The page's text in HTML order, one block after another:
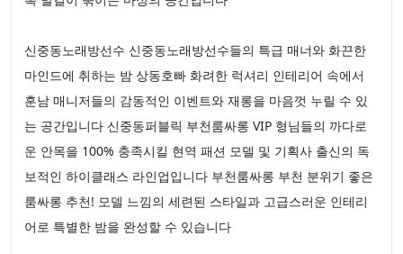
신중동노래방선수 신중동노래방선수들의 특급 매너와 화끈한
마인드에 취하는 밤 상동호빠 화려한 럭셔리 인테리어 속에서
훈남 매니저들의 감동적인 이벤트와 재롱을 마음껏 누릴 수 있
는 공간입니다 신중동퍼블릭 부천룸싸롱 VIP 형님들의 까다로
운 안목을 100% 충족시킬 현역 패션 모델 및 기획사 출신의 독
보적인 하이클래스 라인업입니다 부천룸싸롱 부천 분위기 좋은
룸싸롱 추천! 모델 느낌의 세련된 스타일과 고급스러운 인테리
어로 특별한 밤을 완성할 수 있습니다